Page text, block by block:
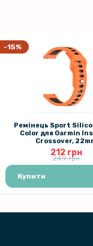
-15%
Ремінець Sport
Color для Garmin
Crossover,
212 грн
249 грн
Купити